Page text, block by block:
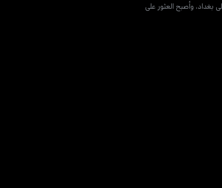
بغداد، وأصبح العثور على